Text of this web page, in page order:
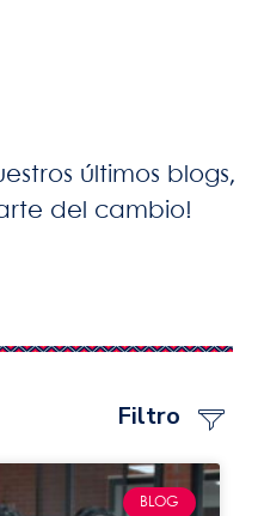
últimos blogs,
del cambio!
Filtro
BLOG